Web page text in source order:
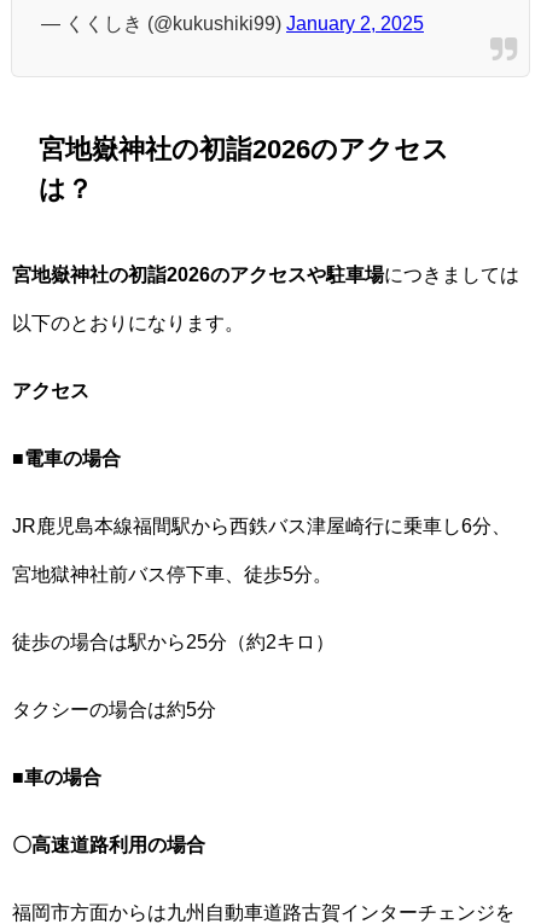
— くくしき (@kukushiki99) January 2, 2025
宮地嶽神社の初詣2026のアクセス
は？
宮地嶽神社の初詣2026のアクセスや駐車場につきましては
以下のとおりになります。
アクセス
■電車の場合
JR鹿児島本線福間駅から西鉄バス津屋崎行に乗車し6分、
宮地獄神社前バス停下車、徒歩5分。
徒歩の場合は駅から25分（約2キロ）
タクシーの場合は約5分
■車の場合
〇高速道路利用の場合
福岡市方面からは九州自動車道路古賀インターチェンジを